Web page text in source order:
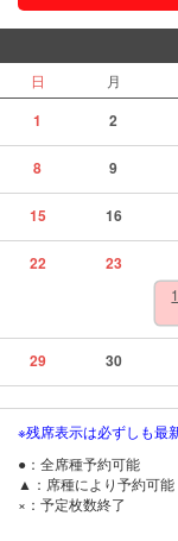
日 月
1 2
8 9
15 16
22 23
29 30
※残席表示は必ずしも最
●：全席種予約可能
▲：席種により予約可能
×：予定枚数終了